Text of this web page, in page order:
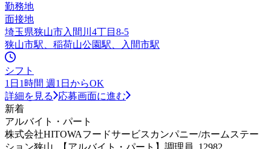
勤務地
面接地
埼玉県狭山市入間川4丁目8-5
狭山市駅、稲荷山公園駅、入間市駅
シフト
1日1時間 週1日からOK
詳細を見る
応募画面に進む
新着
アルバイト・パート
株式会社HITOWAフードサービスカンパニー/ホームステー
ション狭山_【アルバイト・パート】調理員_12982